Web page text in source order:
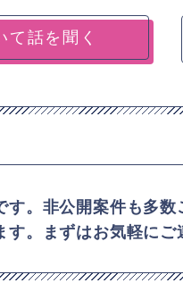
。非公開案件も多数
。まずはお気軽にご